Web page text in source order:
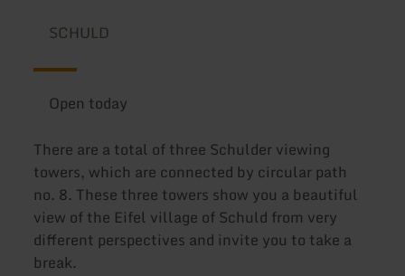
SCHULD
Open today
There are a total of three Schulder viewing
towers, which are connected by circular path
no. 8. These three towers show you a beautiful
view of the Eifel village of Schuld from very
different perspectives and invite you to take a
break.